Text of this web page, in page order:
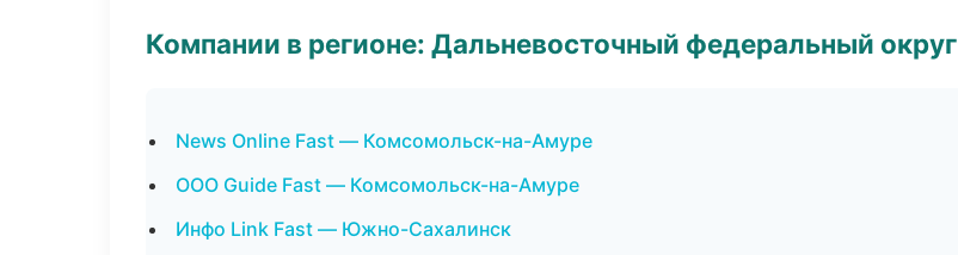
Компании в регионе: Дальневосточный федеральный округ
News Online Fast — Комсомольск-на-Амуре
ООО Guide Fast — Комсомольск-на-Амуре
Инфо Link Fast — Южно-Сахалинск